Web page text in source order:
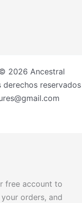
2026 Ancestral
derechos reservados
free account to
orders, and